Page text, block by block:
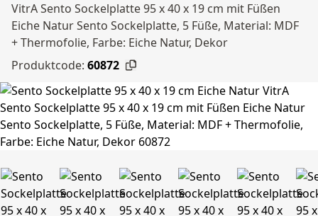
VitrA Sento Sockelplatte 95 x 40 x 19 cm mit Füßen
Eiche Natur Sento Sockelplatte, 5 Füße, Material: MDF
+ Thermofolie, Farbe: Eiche Natur, Dekor
Produktcode: 60872